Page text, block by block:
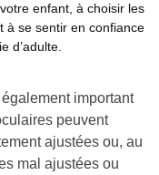
enfant, à choisir les
à se sentir en confiance
d’adulte.
important
peuvent
ajustées ou, au
mal ajustées ou